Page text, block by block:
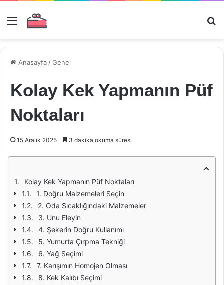
Menü
Anasayfa /Genel
Kolay Kek Yapmanın Püf
Noktaları
15 Aralık 2025 3 dakika okuma süresi
Kolay Kek Yapmanın Püf Noktaları
1. Doğru Malzemeleri Seçin
2. Oda Sıcaklığındaki Malzemeler
3. Unu Eleyin
4. Şekerin Doğru Kullanımı
5. Yumurta Çırpma Tekniği
6. Yağ Seçimi
7. Karışımın Homojen Olması
8. Kek Kalıbı Seçimi